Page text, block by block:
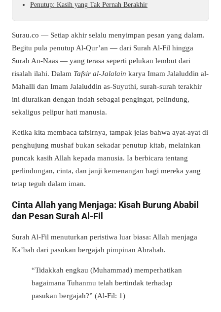
Penutup: Kasih yang Tak Pernah Berakhir
Surau.co — Setiap akhir selalu menyimpan pesan yang dalam.
Begitu pula penutup Al-Qur’an — dari Surah Al-Fil hingga
Surah An-Naas — yang terasa seperti pelukan lembut dari
risalah ilahi. Dalam Tafsir al-Jalalain karya Imam Jalaluddin al-
Mahalli dan Imam Jalaluddin as-Suyuthi, surah-surah terakhir
ini diuraikan dengan indah sebagai pengingat, pelindung,
sekaligus pelipur hati manusia.
Ketika kita membaca tafsirnya, tampak jelas bahwa ayat-ayat di
penghujung mushaf bukan sekadar penutup kitab, melainkan
puncak kasih Allah kepada manusia. Ia berbicara tentang
perlindungan, cinta, dan janji kemenangan bagi mereka yang
tetap teguh dalam iman.
Cinta Allah yang Menjaga: Kisah Burung Ababil
dan Pesan Surah Al-Fil
Surah Al-Fil menuturkan peristiwa luar biasa: Allah menjaga
Ka’bah dari pasukan bergajah pimpinan Abrahah.
“Tidakkah engkau (Muhammad) memperhatikan
bagaimana Tuhanmu telah bertindak terhadap
pasukan bergajah?” (Al-Fil: 1)